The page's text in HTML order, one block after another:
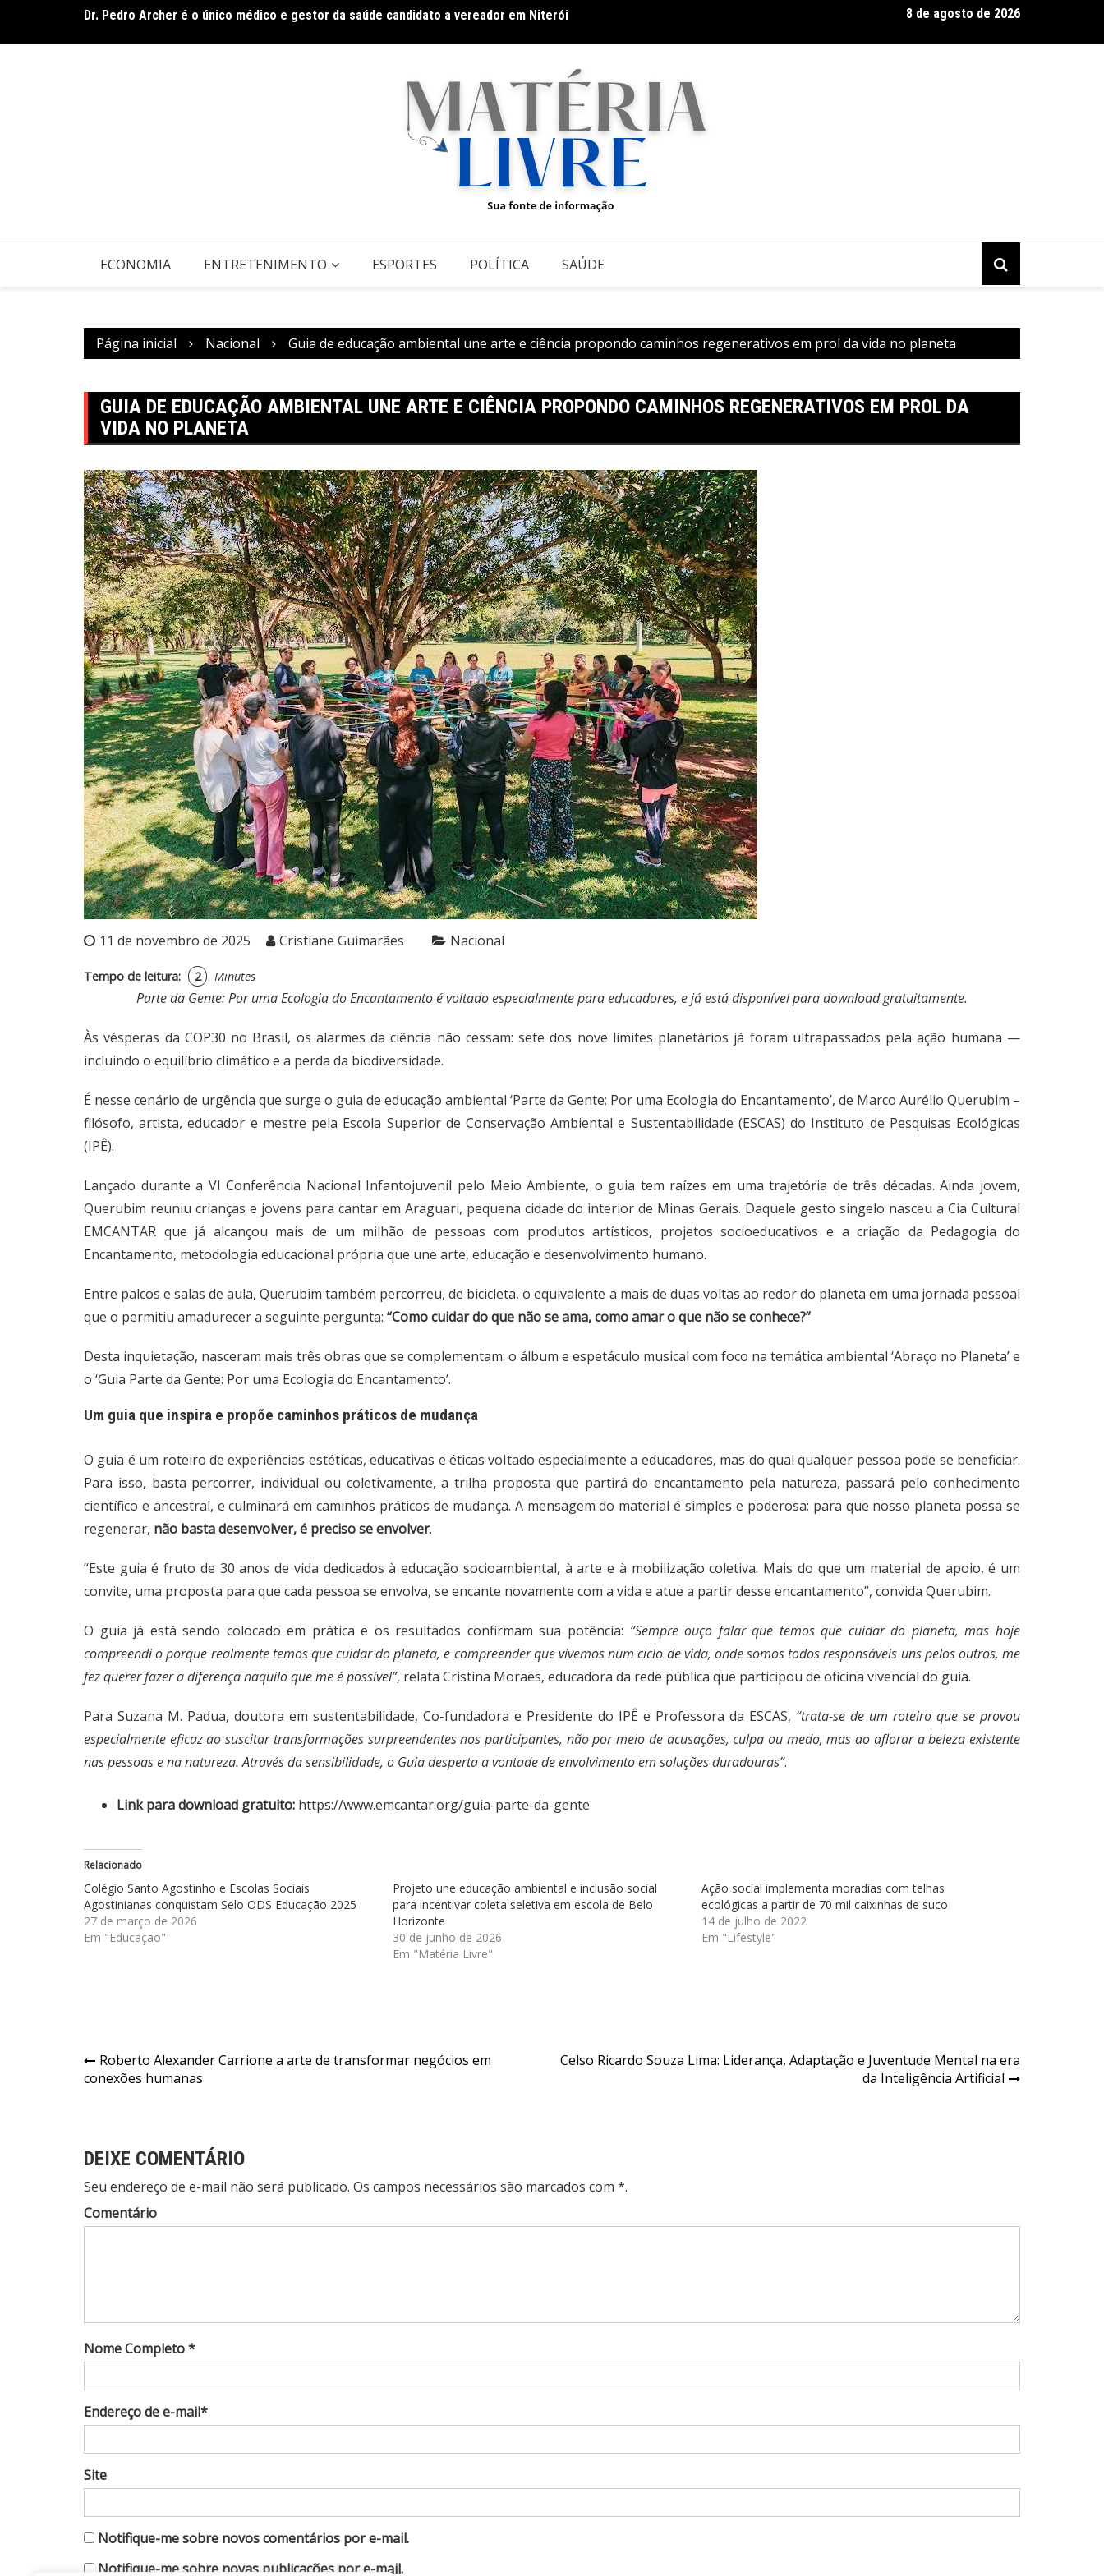
o
Dr. Pedro Archer é o único médico e gestor da saúde candidato a vereador em Niterói
De olho no líder: Jhonathan Silva projeta duelo do Athletic contra o Criciúma
Thiago Silva se destaca como expert em extensão capilar e aposta na
8 de agosto de 2026
ECONOMIA ENTRETENIMENTO ESPORTES POLÍTICA SAÚDE
Página inicial Nacional Guia de educação ambiental une arte e ciência propondo caminhos regenerativos em prol da vida no planeta
GUIA DE EDUCAÇÃO AMBIENTAL UNE ARTE E CIÊNCIA PROPONDO CAMINHOS REGENERATIVOS EM PROL DA
VIDA NO PLANETA
11 de novembro de 2025 Cristiane Guimarães Nacional
Tempo de leitura: 2 Minutes
Parte da Gente: Por uma Ecologia do Encantamento é voltado especialmente para educadores, e já está disponível para download gratuitamente.
Às vésperas da COP30 no Brasil, os alarmes da ciência não cessam: sete dos nove limites planetários já foram ultrapassados pela ação humana —
incluindo o equilíbrio climático e a perda da biodiversidade.
É nesse cenário de urgência que surge o guia de educação ambiental ‘Parte da Gente: Por uma Ecologia do Encantamento’, de Marco Aurélio Querubim –
filósofo, artista, educador e mestre pela Escola Superior de Conservação Ambiental e Sustentabilidade (ESCAS) do Instituto de Pesquisas Ecológicas
(IPÊ).
Lançado durante a VI Conferência Nacional Infantojuvenil pelo Meio Ambiente, o guia tem raízes em uma trajetória de três décadas. Ainda jovem,
Querubim reuniu crianças e jovens para cantar em Araguari, pequena cidade do interior de Minas Gerais. Daquele gesto singelo nasceu a Cia Cultural
EMCANTAR que já alcançou mais de um milhão de pessoas com produtos artísticos, projetos socioeducativos e a criação da Pedagogia do
Encantamento, metodologia educacional própria que une arte, educação e desenvolvimento humano.
Entre palcos e salas de aula, Querubim também percorreu, de bicicleta, o equivalente a mais de duas voltas ao redor do planeta em uma jornada pessoal
que o permitiu amadurecer a seguinte pergunta: “Como cuidar do que não se ama, como amar o que não se conhece?”
Desta inquietação, nasceram mais três obras que se complementam: o álbum e espetáculo musical com foco na temática ambiental ‘Abraço no Planeta’ e
o ‘Guia Parte da Gente: Por uma Ecologia do Encantamento’.
Um guia que inspira e propõe caminhos práticos de mudança
O guia é um roteiro de experiências estéticas, educativas e éticas voltado especialmente a educadores, mas do qual qualquer pessoa pode se beneficiar.
Para isso, basta percorrer, individual ou coletivamente, a trilha proposta que partirá do encantamento pela natureza, passará pelo conhecimento
científico e ancestral, e culminará em caminhos práticos de mudança. A mensagem do material é simples e poderosa: para que nosso planeta possa se
regenerar, não basta desenvolver, é preciso se envolver.
“Este guia é fruto de 30 anos de vida dedicados à educação socioambiental, à arte e à mobilização coletiva. Mais do que um material de apoio, é um
convite, uma proposta para que cada pessoa se envolva, se encante novamente com a vida e atue a partir desse encantamento”, convida Querubim.
O guia já está sendo colocado em prática e os resultados confirmam sua potência: “Sempre ouço falar que temos que cuidar do planeta, mas hoje
compreendi o porque realmente temos que cuidar do planeta, e compreender que vivemos num ciclo de vida, onde somos todos responsáveis uns pelos outros, me
fez querer fazer a diferença naquilo que me é possível”, relata Cristina Moraes, educadora da rede pública que participou de oficina vivencial do guia.
Para Suzana M. Padua, doutora em sustentabilidade, Co-fundadora e Presidente do IPÊ e Professora da ESCAS, “trata-se de um roteiro que se provou
especialmente eficaz ao suscitar transformações surpreendentes nos participantes, não por meio de acusações, culpa ou medo, mas ao aflorar a beleza existente
nas pessoas e na natureza. Através da sensibilidade, o Guia desperta a vontade de envolvimento em soluções duradouras”.
Link para download gratuito: https://www.emcantar.org/guia-parte-da-gente
Relacionado
Colégio Santo Agostinho e Escolas Sociais
Agostinianas conquistam Selo ODS Educação 2025
27 de março de 2026
Em "Educação"
Projeto une educação ambiental e inclusão social
para incentivar coleta seletiva em escola de Belo
Horizonte
30 de junho de 2026
Em "Matéria Livre"
Ação social implementa moradias com telhas
ecológicas a partir de 70 mil caixinhas de suco
14 de julho de 2022
Em "Lifestyle"
Navegação
de
Roberto Alexander Carrione a arte de transformar negócios em
conexões humanas
Celso Ricardo Souza Lima: Liderança, Adaptação e Juventude Mental na era
da Inteligência Artificial
DEIXE COMENTÁRIO
Seu endereço de e-mail não será publicado. Os campos necessários são marcados com *.
Comentário
Nome Completo *
Endereço de e-mail*
Site
Notifique-me sobre novos comentários por e-mail.
Notifique-me sobre novas publicações por e-mail.